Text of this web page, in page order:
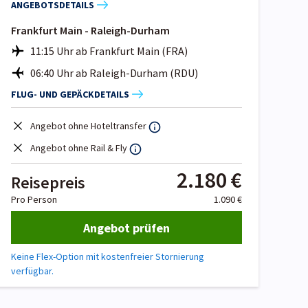
ANGEBOTSDETAILS
Frankfurt Main - Raleigh-Durham
11:15 Uhr ab Frankfurt Main (FRA)
06:40 Uhr ab Raleigh-Durham (RDU)
FLUG- UND GEPÄCKDETAILS
Angebot ohne Hoteltransfer
Angebot ohne Rail & Fly
Reisepreis 2.180 €
Pro Person 1.090 €
Angebot prüfen
Keine Flex-Option mit kostenfreier Stornierung
verfügbar.